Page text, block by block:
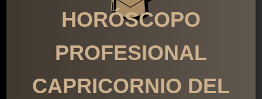
HORÓSCOPO
PROFESIONAL
CAPRICORNIO DEL